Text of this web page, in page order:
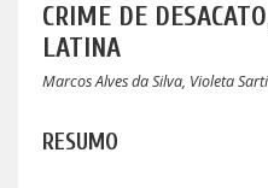
CRIME DE
LATINA
Marcos Alves da Silva, Violeta
RESUMO